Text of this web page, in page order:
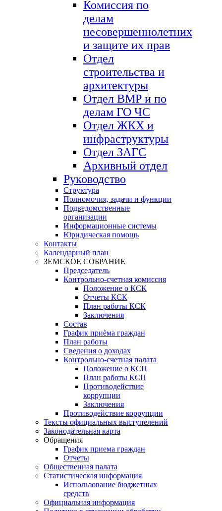
Комиссия по
делам
несовершеннолетних
и защите их прав
Отдел
строительства и
архитектуры
Отдел ВМР и по
делам ГО ЧС
Отдел ЖКХ и
инфраструктуры
Отдел ЗАГС
Архивный отдел
Руководство
Структура
Полномочия, задачи и функции
Подведомственные
организации
Информационные системы
Юридическая помощь
Контакты
Календарный план
ЗЕМСКОЕ СОБРАНИЕ
Председатель
Контрольно-счетная комиссия
Положение о КСК
Отчеты КСК
План работы КСК
Заключения
Состав
График приёма граждан
План работы
Сведения о доходах
Контрольно-счетная палата
Положение о КСП
План работы КСП
Противодействие
коррупции
Заключения
Противодействие коррупции
Тексты официальных выступелений
Законодательная карта
Обращения
График приема граждан
Отчеты
Общественная палата
Статистическая информация
Использование бюджетных
средств
Официальная информация